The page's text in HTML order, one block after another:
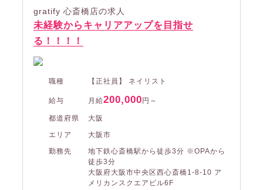
gratify 心斎橋店の求人
未経験からキャリアアップを目指せ
る！！！！
職種 【正社員】 ネイリスト
給与 月給200,000円～
都道府県
大阪
エリア
大阪市
勤務先
地下鉄心斎橋駅から徒歩3分 ※OPAから
徒歩3分
大阪府大阪市中央区西心斎橋1-8-10 ア
メリカンスクエアビル6F